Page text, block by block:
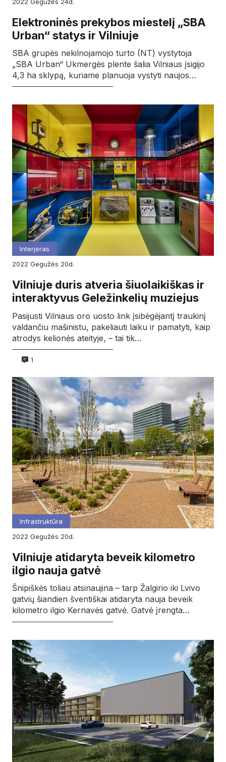
Elektroninės prekybos miestelį „SBA
Urban“ statys ir Vilniuje
SBA grupės nekilnojamojo turto (NT) vystytoja
„SBA Urban“ Ukmergės plente šalia Vilniaus įsigijo
4,3 ha sklypą, kuriame planuoja vystyti naujos…
Interjeras
2022
gegužės 20d.
Vilniuje duris atveria šiuolaikiškas ir
interaktyvus Geležinkelių muziejus
Pasijusti Vilniaus oro uosto link įsibėgėjantį traukinį
valdančiu mašinistu, pakeliauti laiku ir pamatyti, kaip
atrodys kelionės ateityje, – tai tik…
1
Infrastruktūra
2022
gegužės 20d.
Vilniuje atidaryta beveik kilometro
ilgio nauja gatvė
Šnipiškės toliau atsinaujina – tarp Žalgirio iki Lvivo
gatvių šiandien šventiškai atidaryta nauja beveik
kilometro ilgio Kernavės gatvė. Gatvė įrengta…